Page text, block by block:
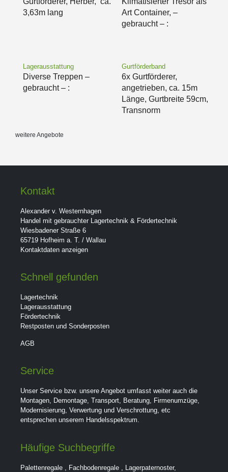
3,63m lang
Art Container, –
gebraucht – :
Lagerausstattung
Diverse Treppen –
gebraucht – :
Gurtförderband
6x Gurtförderer,
angetrieben, ca. 15m
Länge, Gurtbreite 59cm,
Transnorm
weitere Angebote
Kontakt
Alexander v. Westernhagen
Handel mit gebrauchter Lagertechnik & Fördertechnik
Wiesbadener Straße 6
65719 Hofheim a. T. / Wallau
Kontaktdaten anzeigen
Schnell gefunden
Lagertechnik
Lagerausstattung
Fördertechnik
Restposten und Sonderposten
AGB
Service
Unser Service bzw. unsere Angebot umfasst weiter auch die
Montagen, Demontage, Transport, Beratung, Firmenumzüge,
Modernisierung, Verwertung und Verschrottung, etc
entsprechen unserem Handelsspektrum.
Häufige Suchbegriffe
Palettenregale Fachbodenregale Lagerpaternoster,